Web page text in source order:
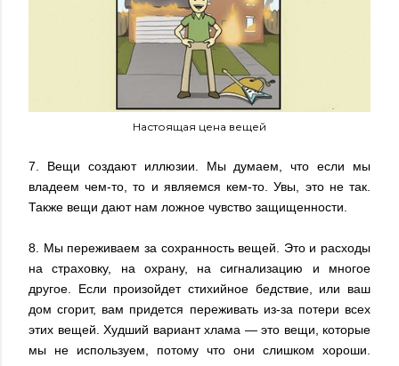
Настоящая цена вещей
7. Вещи создают иллюзии. Мы думаем, что если мы
владеем чем-то, то и являемся кем-то. Увы, это не так.
Также вещи дают нам ложное чувство защищенности.
8. Мы переживаем за сохранность вещей. Это и расходы
на страховку, на охрану, на сигнализацию и многое
другое. Если произойдет стихийное бедствие, или ваш
дом сгорит, вам придется переживать из-за потери всех
этих вещей. Худший вариант хлама — это вещи, которые
мы не используем, потому что они слишком хороши.